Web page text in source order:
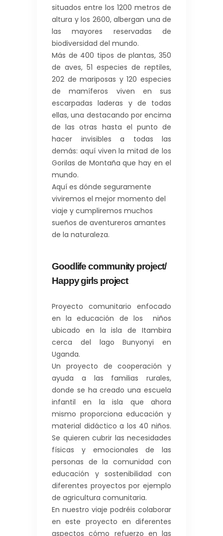
situados entre los 1200 metros de
altura y los 2600, albergan una de
las mayores reservadas de
biodiversidad del mundo.
Más de 400 tipos de plantas, 350
de aves, 51 especies de reptiles,
202 de mariposas y 120 especies
de mamíferos viven en sus
escarpadas laderas y de todas
ellas, una destacando por encima
de las otras hasta el punto de
hacer invisibles a todas las
demás: aquí viven la mitad de los
Gorilas de Montaña que hay en el
mundo.
Aquí es dónde seguramente
viviremos el mejor momento del
viaje y cumpliremos muchos
sueños de aventureros amantes
de la naturaleza.
Goodlife community project/
Happy girls project
Proyecto comunitario enfocado
en la educación de los niños
ubicado en la isla de Itambira
cerca del lago Bunyonyi en
Uganda.
Un proyecto de cooperación y
ayuda a las familias rurales,
donde se ha creado una escuela
infantil en la isla que ahora
mismo proporciona educación y
material didáctico a los 40 niños.
Se quieren cubrir las necesidades
físicas y emocionales de las
personas de la comunidad con
educación y sostenibilidad con
diferentes proyectos por ejemplo
de agricultura comunitaria.
En nuestro viaje podréis colaborar
en este proyecto en diferentes
aspectos cómo refuerzo en las